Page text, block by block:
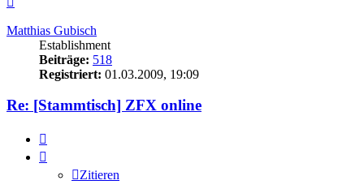
Matthias Gubisch
Establishment
Beiträge: 518
Registriert: 01.03.2009, 19:09
Re: [Stammtisch] ZFX online
Zitieren